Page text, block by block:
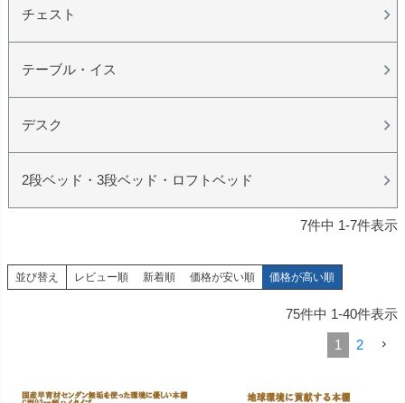
チェスト
テーブル・イス
デスク
2段ベッド・3段ベッド・ロフトベッド
7件中 1-7件表示
並び替え レビュー順 新着順 価格が安い順 価格が高い順
75件中 1-40件表示
1
2